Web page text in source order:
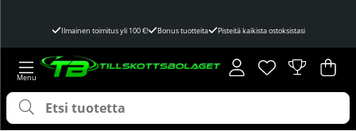
Ilmainen toimitus yli 100 €! Bonus tuotteita Pisteitä kaikista ostoksistasi
Toivelista
Lukumäärä
. .